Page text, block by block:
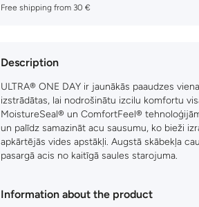
Free shipping from 30 €
Description
ULTRA® ONE DAY ir jaunākās paaudzes
izstrādātas, lai nodrošinātu izcilu komfortu
MoistureSeal® un ComfortFeel®
un palīdz samazināt acu sausumu, ko bieži
apkārtējās vides apstākļi. Augstā skābekļa
pasargā acis no kaitīgā saules starojuma.
Information about the product